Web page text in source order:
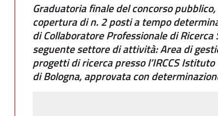
Graduatoria finale del concorso
copertura di n. 2 posti a tempo
di Collaboratore Professionale di
seguente settore di attività: Area di
progetti di ricerca presso l’IRCCS
di Bologna, approvata con